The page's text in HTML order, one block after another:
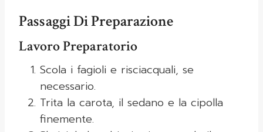
Passaggi Di Preparazione
Lavoro Preparatorio
Scola i fagioli e risciacquali, se
necessario.
Trita la carota, il sedano e la cipolla
finemente.